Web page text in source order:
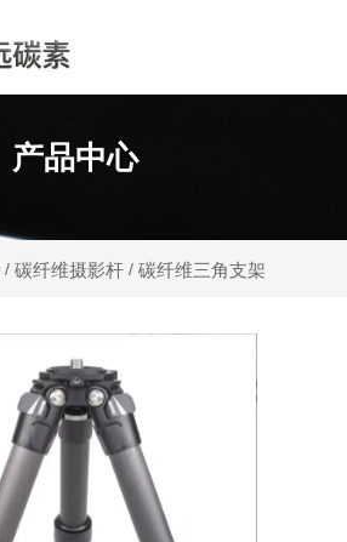
产品中心
/ 碳纤维摄影杆 / 碳纤维三角支架